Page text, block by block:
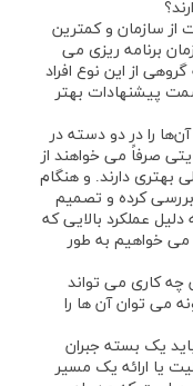
از سازمان و کمترین
برنامه ‌ریزی می
از این نوع افراد
پیشنهادات بهتر
را در دو دسته در
صرفاً می‌ خواهند از
دارند. و هنگام
کرده و تصمیم
عملکرد بالایی که
می‌ خواهیم به طور
چه کاری می ‌تواند
می‌ توان آن‌ ها را
یک بسته جبران
یا ارائه یک مسیر